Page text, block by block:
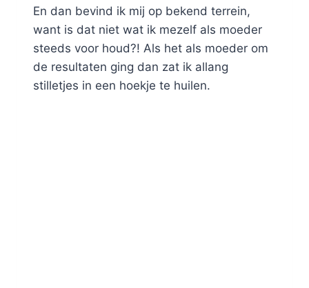
En dan bevind ik mij op bekend terrein,
want is dat niet wat ik mezelf als moeder
steeds voor houd?! Als het als moeder om
de resultaten ging dan zat ik allang
stilletjes in een hoekje te huilen.